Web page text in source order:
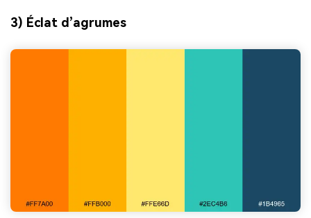
3) Éclat d’agrumes